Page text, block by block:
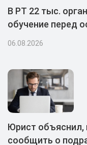
В РТ 22 тыс.
обучение перед
06.08.2026
Юрист объяснил,
сообщить о